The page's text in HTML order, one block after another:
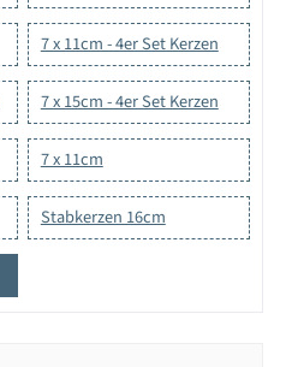
7 x 11cm - 4er Set Kerzen
7 x 15cm - 4er Set Kerzen
7 x 11cm
Stabkerzen 16cm